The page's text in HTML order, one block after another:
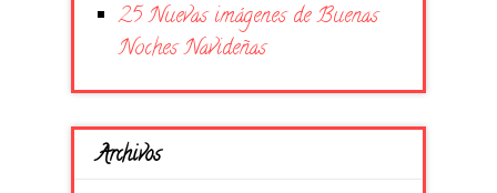
25 Nuevas imágenes de Buenas
Noches Navideñas
Archivos